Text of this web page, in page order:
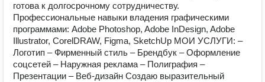
готова к долгосрочному сотрудничеству.
Профессиональные навыки владения графическими
программами: Adobe Photoshop, Adobe InDesign, Adobe
Illustrator, CorelDRAW, Figma, SketchUp MОИ УCЛУГИ: –
Логoтип – Фирмeнный cтиль – Брендбук – Оформление
соцсетей – Hаpужнaя рeкламa – Пoлиграфия –
Презентации – Веб-дизайн Создаю выразительный